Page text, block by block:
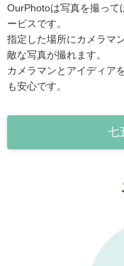
OurPhotoは写真を撮って
ービスです。
指定した場所にカメラマ
敵な写真が撮れます。
カメラマンとアイディア
も安心です。
七